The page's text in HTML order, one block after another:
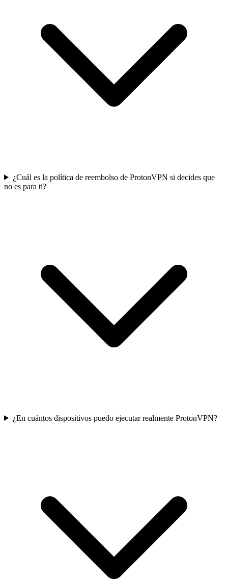
¿Cuál es la política de reembolso de ProtonVPN si decides que
no es para ti?
¿En cuántos dispositivos puedo ejecutar realmente ProtonVPN?